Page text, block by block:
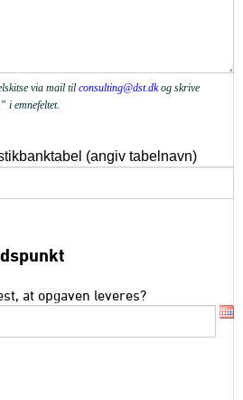
via mail til consulting@dst.dkog skrive
i emnefeltet.
(angiv tabelnavn)
at opgaven leveres?